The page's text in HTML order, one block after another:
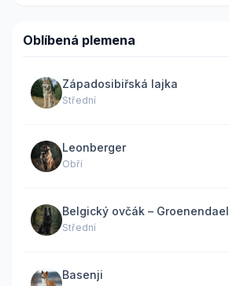
Oblíbená plemena
Západosibiřská lajka
Střední
Leonberger
Obří
Belgický ovčák – Groenendael
Střední
Basenji